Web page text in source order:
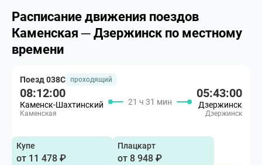
Расписание движения поездов
Каменская ─ Дзержинск по местному
времени
Поезд 038С проходящий
08:12:00
Каменск-Шахтинский
Каменская
21 ч 31 мин
05:43:00
Дзержинск
Дзержинск
Купе
от 11 478 ₽
Плацкарт
от 8 948 ₽